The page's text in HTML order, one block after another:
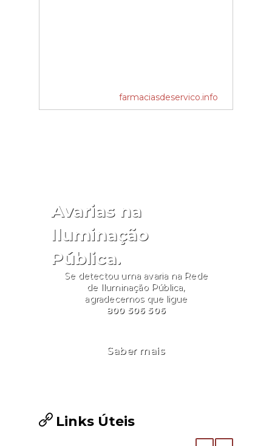
farmaciasdeservico.info
Avarias na
Iluminação
Pública.
Se detectou uma avaria na Rede
de Iluminação Pública,
agradecemos que ligue
800 506 506
Saber mais
Links Úteis